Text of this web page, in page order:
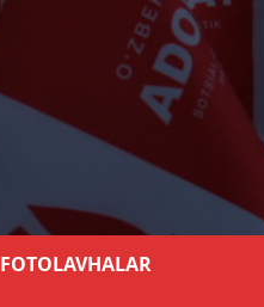
FOTOLAVHALAR